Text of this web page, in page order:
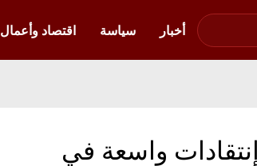
أخبار
سياسة اقتصاد وأعمال
واسعة في